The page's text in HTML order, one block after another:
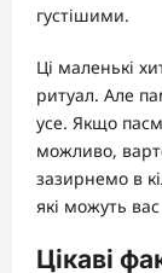
густішими.
Ці маленькі
ритуал. Але
усе. Якщо
можливо,
зазирнемо в
які можуть
Цікаві